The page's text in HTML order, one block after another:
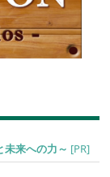
未来への力～ [PR]